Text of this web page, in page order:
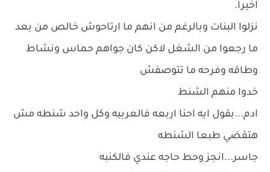
اخيرا.
نزلوا البنات وبالرغم من انهم ما ارتاحوش خالص من بعد
ما رجعوا من الشغل لاكن كان جواهم حماس ونشاط
وطاقه وفرحه ما تتوصفش
خدوا منهم الشنط
ادم...بقول ايه احنا اربعه فالعربيه وكل واحد شنطه مش
هتقضي طبعا الشنطه
جاسر...انجز وحط حاجه عندي فالكنبه